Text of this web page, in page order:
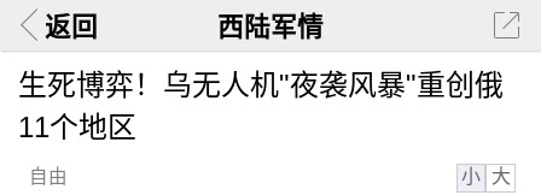
返回 西陆军情
生死博弈！乌无人机"夜袭风暴"重创俄
11个地区
自由 小 大